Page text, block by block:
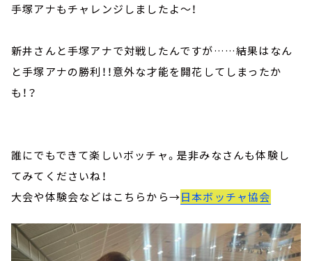
手塚アナもチャレンジしましたよ～！
新井さんと手塚アナで対戦したんですが……結果はなん
と手塚アナの勝利！！意外な才能を開花してしまったか
も！？
誰にでもできて楽しいボッチャ。是非みなさんも体験し
てみてくださいね！
大会や体験会などはこちらから→日本ボッチャ協会